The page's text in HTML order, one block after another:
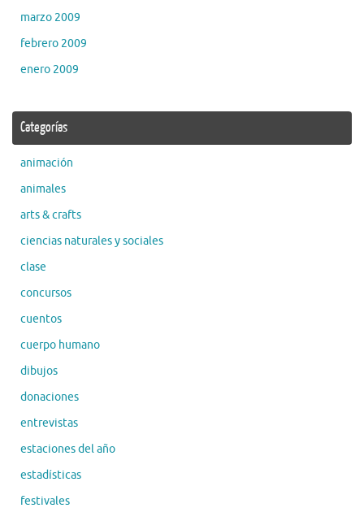
marzo 2009
febrero 2009
enero 2009
Categorías
animación
animales
arts & crafts
ciencias naturales y sociales
clase
concursos
cuentos
cuerpo humano
dibujos
donaciones
entrevistas
estaciones del año
estadísticas
festivales